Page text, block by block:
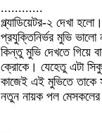
............
গ্ল্যাডিয়েটর-২ দেখা
প্রযুক্তিনির্ভর মুভি
কিন্তু মুভি দেখতে গিয়ে
ক্রোকে। যেহেতু এটা
কাজেই এই মুভিতে তাকে
নতুন নায়ক পল